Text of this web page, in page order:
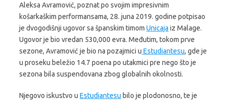
Aleksa Avramović, poznat po svojim impresivnim
košarkaškim performansama, 28. juna 2019. godine potpisao
je dvogodišnji ugovor sa španskim timom Unicaja iz Malage.
Ugovor je bio vredan 530,000 evra. Međutim, tokom prve
sezone, Avramović je bio na pozajmici u Estudiantesu, gde je
u proseku beležio 14.7 poena po utakmici pre nego što je
sezona bila suspendovana zbog globalnih okolnosti.
Njegovo iskustvo u Estudiantesu bilo je plodonosno, te je